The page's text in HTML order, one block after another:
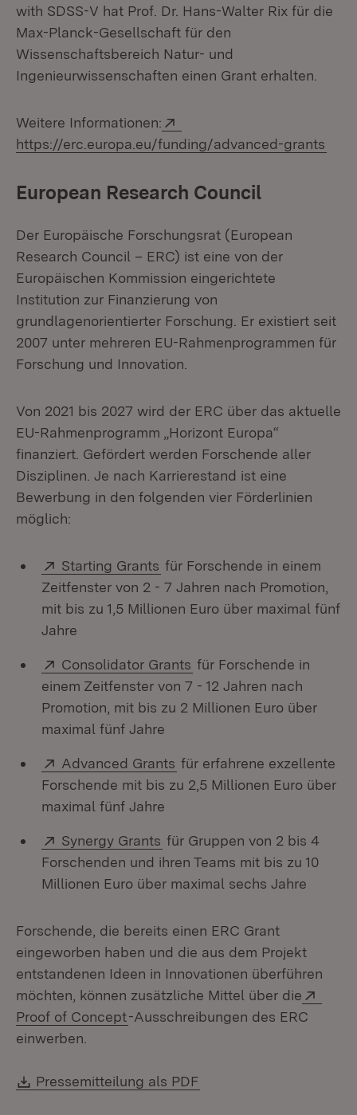
with SDSS-V hat Prof. Dr. Hans-Walter Rix für die
Max-Planck-Gesellschaft für den
Wissenschaftsbereich Natur- und
Ingenieurwissenschaften einen Grant erhalten.
Weitere Informationen:
https://erc.europa.eu/funding/advanced-grants
European Research Council
Der Europäische Forschungsrat (European
Research Council – ERC) ist eine von der
Europäischen Kommission eingerichtete
Institution zur Finanzierung von
grundlagenorientierter Forschung. Er existiert seit
2007 unter mehreren EU-Rahmenprogrammen für
Forschung und Innovation.
Von 2021 bis 2027 wird der ERC über das aktuelle
EU-Rahmenprogramm „Horizont Europa“
finanziert. Gefördert werden Forschende aller
Disziplinen. Je nach Karrierestand ist eine
Bewerbung in den folgenden vier Förderlinien
möglich:
Extern:
Starting Grants für Forschende in einem
Zeitfenster von 2 - 7 Jahren nach Promotion,
mit bis zu 1,5 Millionen Euro über maximal fünf
Jahre
Extern:
Consolidator Grants für Forschende in
einem Zeitfenster von 7 - 12 Jahren nach
Promotion, mit bis zu 2 Millionen Euro über
maximal fünf Jahre
Extern:
Advanced Grants für erfahrene exzellente
Forschende mit bis zu 2,5 Millionen Euro über
maximal fünf Jahre
Extern:
Synergy Grants (Öffnet in neuem Fenster)
für Gruppen von 2 bis 4
Forschenden und ihren Teams mit bis zu 10
Millionen Euro über maximal sechs Jahre
Forschende, die bereits einen ERC Grant
eingeworben haben und die aus dem Projekt
entstandenen Ideen in Innovationen überführen
möchten, können zusätzliche Mittel über die
Proof of Concept-Ausschreibungen des ERC
einwerben.
Download:
Pressemitteilung als PDF